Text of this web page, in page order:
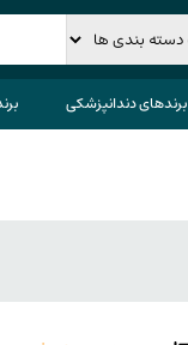
برندهای دندانپزشکی